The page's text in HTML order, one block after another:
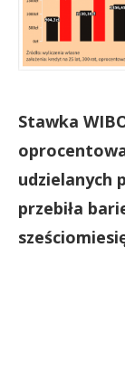
Stawka
udzielanych
przebiła